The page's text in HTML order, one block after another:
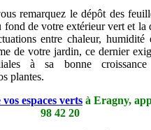
remarquez le dépôt des
fond de votre extérieur vert et la
entre chaleur, humidité
de votre jardin, ce dernier
à sa bonne
plantes.
espaces verts à Eragny,
98 42 20